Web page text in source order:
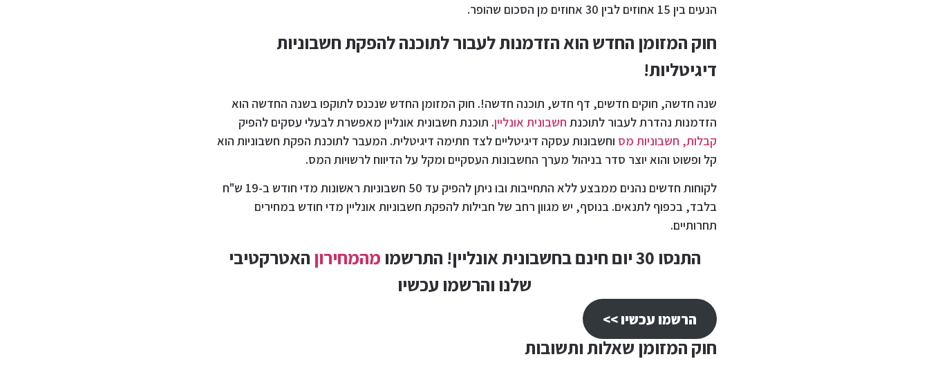
הנעים בין 15 אחוזים לבין 30 אחוזים מן הסכום שהופר.
חוק המזומן החדש הוא הזדמנות לעבור לתוכנה להפקת חשבוניות
דיגיטליות!
שנה חדשה, חוקים חדשים, דף חדש, תוכנה חדשה!. חוק המזומן החדש שנכנס לתוקפו בשנה החדשה הוא
הזדמנות נהדרת לעבור לתוכנת חשבונית אונליין. תוכנת חשבונית אונליין מאפשרת לבעלי עסקים להפיק
קבלות, חשבוניות מס וחשבונות עסקה דיגיטליים לצד חתימה דיגיטלית. המעבר לתוכנת הפקת חשבוניות הוא
קל ופשוט והוא יוצר סדר בניהול מערך החשבונות העסקיים ומקל על הדיווח לרשויות המס.
לקוחות חדשים נהנים ממבצע ללא התחייבות ובו ניתן להפיק עד 50 חשבוניות ראשונות מדי חודש ב-19 ש"ח
בלבד, בכפוף לתנאים. בנוסף, יש מגוון רחב של חבילות להפקת חשבוניות אונליין מדי חודש במחירים
תחרותיים.
התנסו 30 יום חינם בחשבונית אונליין! התרשמו מהמחירון האטרקטיבי
שלנו והרשמו עכשיו
הרשמו עכשיו >>
חוק המזומן שאלות ותשובות